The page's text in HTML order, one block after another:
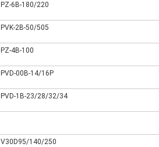
PZ-6B-180/220
PVK-2B-50/505
PZ-4B-100
PVD-00B-14/16P
PVD-1B-23/28/32/34
V30D95/140/250